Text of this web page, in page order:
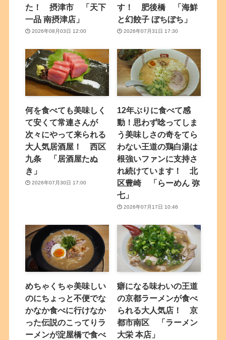
た！ 摂津市 「天下
一品 南摂津店」
2026年08月03日 12:00
す！ 肥後橋 「海鮮
と幻餃子 ぼちぼち」
2026年07月31日 17:30
何を食べても美味しく
て安くて常連さんが
次々にやって来られる
大人気居酒屋！ 西区
九条 「居酒屋たぬ
き」
2026年07月30日 17:00
12年ぶりに食べて感
動！思わず唸ってしま
う美味しさの奇をてら
わない王道の鶏白湯は
根強いファンに支持さ
れ続けています！ 北
区豊崎 「らーめん 弥
七」
2026年07月17日 10:46
めちゃくちゃ美味しい
のにちょっと不便でな
かなか食べに行けなか
った伝説のこってりラ
ーメンが淀屋橋で食べ
癖になる味わいの王道
の京都ラーメンが食べ
られる大人気店！ 京
都市南区 「ラーメン
大栄 本店」